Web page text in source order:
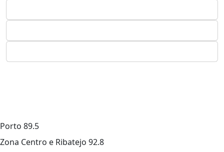
Porto 89.5
Zona Centro e Ribatejo 92.8